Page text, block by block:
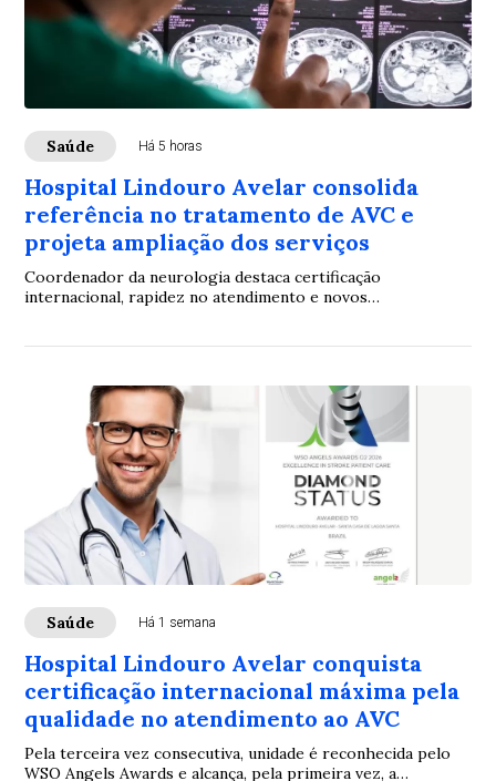
Saúde Há 5 horas
Hospital Lindouro Avelar consolida
referência no tratamento de AVC e
projeta ampliação dos serviços
Coordenador da neurologia destaca certificação
internacional, rapidez no atendimento e novos
Saúde Há 1 semana
Hospital Lindouro Avelar conquista
certificação internacional máxima pela
qualidade no atendimento ao AVC
Pela terceira vez consecutiva, unidade é reconhecida pelo
WSO Angels Awards e alcança, pela primeira vez, a